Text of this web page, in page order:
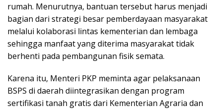
rumah. Menurutnya, bantuan tersebut harus menjadi
bagian dari strategi besar pemberdayaan masyarakat
melalui kolaborasi lintas kementerian dan lembaga
sehingga manfaat yang diterima masyarakat tidak
berhenti pada pembangunan fisik semata.
Karena itu, Menteri PKP meminta agar pelaksanaan
BSPS di daerah diintegrasikan dengan program
sertifikasi tanah gratis dari Kementerian Agraria dan